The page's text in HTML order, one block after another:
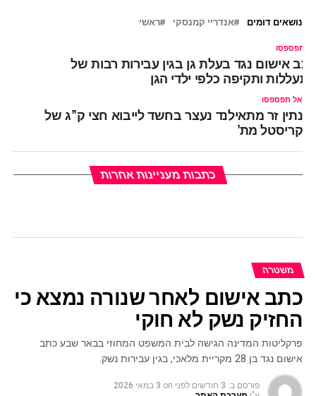
נושאים דומים אנדריי קמנסקי ראשי
תפספסו
אישום נגד בעלת גן בגין עבירות רבות של
ותקיפה כלפי ילדי הגן
אל תפספסו
נתין זר מתאילנד נעצר בחשד לייבוא חצי ק”ג של
קריסטל מת’
כתבות מעניינות אחרות
משטרה
כתב אישום לאחר שנורה נמצא כי
החזיק נשק לא חוקי
פרקליטות המדינה הגישה לבית המשפט המחוזי בבאר שבע כתב
אישום נגד בן 28 מקריית מלאכי, בגין עבירות נשק.
פורסם ב: 3 חודשים לפני on 3 במאי 2026